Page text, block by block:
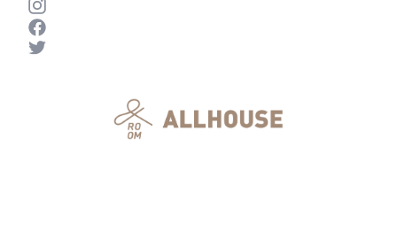
1DK / 25.8㎡ / 築31年
広島県広島市安佐南区長束西３丁目